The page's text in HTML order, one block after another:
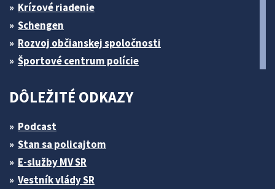
Krízové riadenie
Schengen
Rozvoj občianskej spoločnosti
Športové centrum polície
DÔLEŽITÉ ODKAZY
Podcast
Stan sa policajtom
E-služby MV SR
Vestník vlády SR